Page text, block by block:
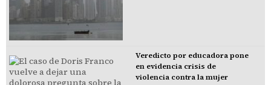
Veredicto por educadora pone
en evidencia crisis de
violencia contra la mujer